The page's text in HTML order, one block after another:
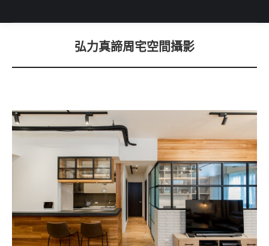
You are here:
弘力真諦周宅空間攝影